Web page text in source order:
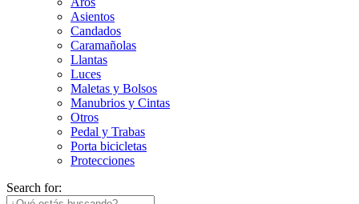
Asientos
Candados
Caramañolas
Llantas
Luces
Maletas y Bolsos
Manubrios y Cintas
Otros
Pedal y Trabas
Porta bicicletas
Protecciones
Search for: